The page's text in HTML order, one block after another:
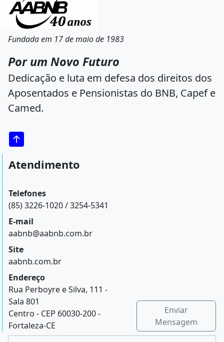
Fundada em 17 de maio de 1983
Por um Novo Futuro
Dedicação e luta em defesa dos direitos dos
Aposentados e Pensionistas do BNB, Capef e
Camed.
Atendimento
Telefones
(85) 3226-1020 / 3254-5341
E-mail
aabnb@aabnb.com.br
Site
aabnb.com.br
Endereço
Rua Perboyre e Silva, 111 -
Sala 801
Centro - CEP 60030-200 -
Fortaleza-CE
Enviar
Mensagem